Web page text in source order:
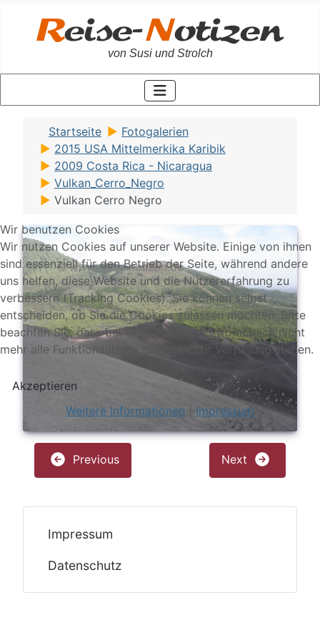
von Susi und Strolch
Startseite
Fotogalerien
2015 USA Mittelmerkika Karibik
2009 Costa Rica - Nicaragua
Vulkan_Cerro_Negro
Vulkan Cerro Negro
Previous Next
Impressum
Datenschutz
Wir benutzen Cookies
Wir nutzen Cookies auf unserer Website. Einige von ihnen
sind essenziell für den Betrieb der Seite, während andere
uns helfen, diese Website und die Nutzererfahrung zu
verbessern (Tracking Cookies). Sie können selbst
entscheiden, ob Sie die Cookies zulassen möchten. Bitte
beachten Sie, dass bei einer Ablehnung womöglich nicht
mehr alle Funktionalitäten der Seite zur Verfügung stehen.
Akzeptieren
Weitere Informationen
Impressum